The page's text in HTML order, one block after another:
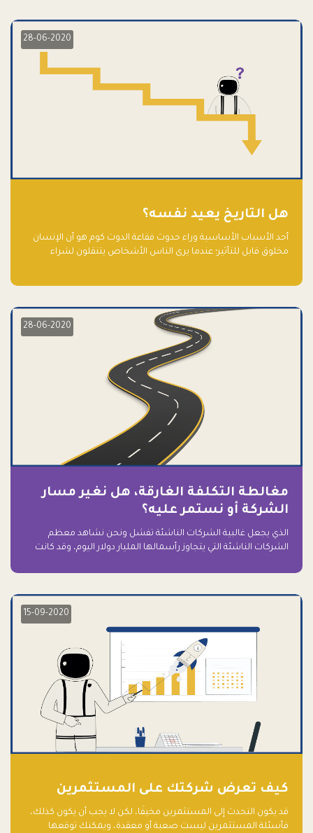
28-06-2020
هل التاريخ يعيد نفسه؟
أحد الأسباب الأساسية وراء حدوث فقاعة الدوت كوم هو أن الإنسان
مخلوق قابل للتأثير؛ عندما يرى الناس الأشخاص يتنقلون لشراء
28-06-2020
مغالطة التكلفة الغارقة، هل نغير مسار
الشركة أو نستمر عليه؟
الذي يجعل غالبية الشركات الناشئة تفشل ونحن نشاهد معظم
الشركات الناشئة التي يتجاوز رأسمالها المليار دولار اليوم، وقد كانت
15-09-2020
كيف تعرض شركتك على المستثمرين
قد يكون التحدث إلى المستثمرين مخيفًا، لكن لا يجب أن يكون كذلك،
فأسئلة المستثمرين ليست صعبة أو معقدة، ويمكنك توقعها